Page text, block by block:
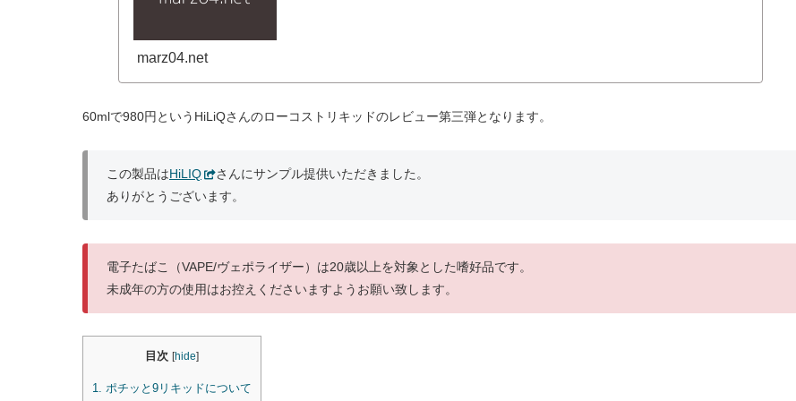
marz04.net
60mlで980円というHiLiQさんのローコストリキッドのレビュー第三弾となります。
この製品はHiLIQ
さんにサンプル提供いただきました。
ありがとうございます。
電子たばこ（VAPE/ヴェポライザー）は20歳以上を対象とした嗜好品です。
未成年の方の使用はお控えくださいますようお願い致します。
目次 [hide]
1. ポチッと9リキッドについて